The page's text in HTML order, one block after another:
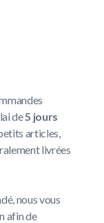
de5 jours
articles,
livrées
nous vous
afin de